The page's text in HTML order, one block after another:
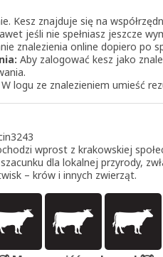
Kesz znajduje się na
jeśli nie spełniasz jeszcze
znalezienia online dopiero po
Aby zalogować kesz jako
W logu ze znalezieniem umieść
wprost z krakowskiej
dla lokalnej przyrody,
– krów i innych zwierząt.